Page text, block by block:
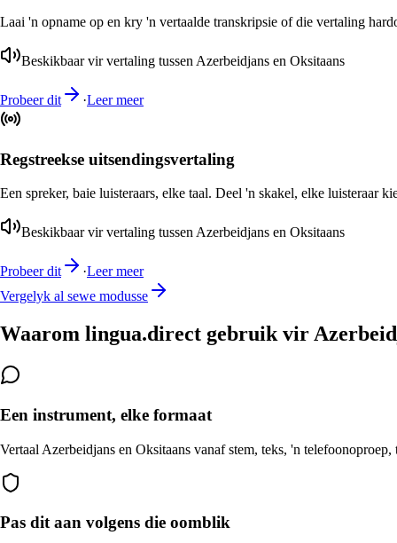
Laai 'n opname op en kry 'n vertaalde transkripsie of die vertaling
Beskikbaar vir vertaling tussen Azerbeidjans en Oksitaans
Probeer dit ·Leer meer
Regstreekse uitsendingsvertaling
Een spreker, baie luisteraars, elke taal. Deel 'n skakel, elke luisteraar
Beskikbaar vir vertaling tussen Azerbeidjans en Oksitaans
Probeer dit ·Leer meer
Vergelyk al sewe modusse
Waarom lingua.direct gebruik vir
Een instrument, elke formaat
Vertaal Azerbeidjans en Oksitaans vanaf stem, teks, 'n
Pas dit aan volgens die oomblik